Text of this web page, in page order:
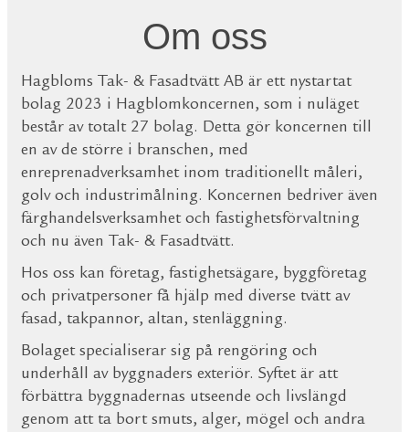
Om oss
Hagbloms Tak- & Fasadtvätt AB är ett nystartat
bolag 2023 i Hagblomkoncernen, som i nuläget
består av totalt 27 bolag. Detta gör koncernen till
en av de större i branschen, med
enreprenadverksamhet inom traditionellt måleri,
golv och industrimålning. Koncernen bedriver även
färghandelsverksamhet och fastighetsförvaltning
och nu även Tak- & Fasadtvätt.
Hos oss kan företag, fastighetsägare, byggföretag
och privatpersoner få hjälp med diverse tvätt av
fasad, takpannor, altan, stenläggning.
Bolaget specialiserar sig på rengöring och
underhåll av byggnaders exteriör. Syftet är att
förbättra byggnadernas utseende och livslängd
genom att ta bort smuts, alger, mögel och andra